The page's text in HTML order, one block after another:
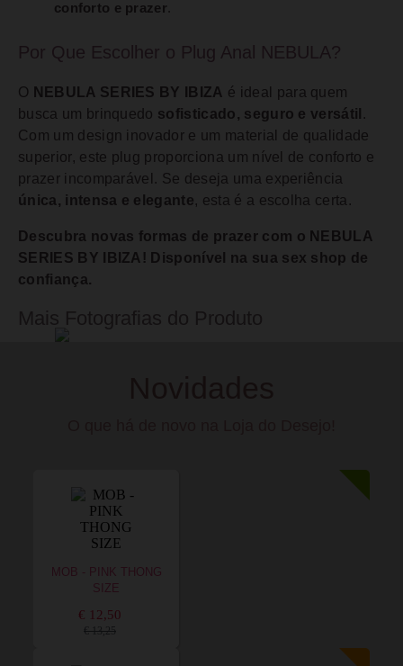
conforto e prazer
Por Que Escolher o Plug Anal NEBULA?
O NEBULA SERIES BY IBIZA é ideal para quem
busca um brinquedo sofisticado, seguro e versátil .
Com um design inovador e um material de qualidade
superior, este plug proporciona um nível de conforto e
prazer incomparável. Se deseja uma experiência
única, intensa e elegante, esta é a escolha certa.
Descubra novas formas de prazer com o NEBULA
SERIES BY IBIZA! Disponível na sua sex shop de
confiança.
MOB - PINK THONG
SIZE
€ 12,50
€ 13,25